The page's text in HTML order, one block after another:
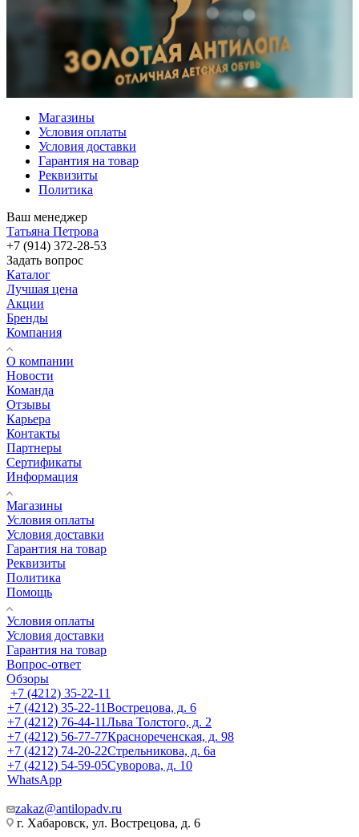
Магазины
Условия оплаты
Условия доставки
Гарантия на товар
Реквизиты
Политика
Ваш менеджер
Татьяна Петрова
+7 (914) 372-28-53
Задать вопрос
Каталог
Лучшая цена
Акции
Бренды
Компания
О компании
Новости
Команда
Отзывы
Карьера
Контакты
Партнеры
Сертификаты
Информация
Магазины
Условия оплаты
Условия доставки
Гарантия на товар
Реквизиты
Политика
Помощь
Условия оплаты
Условия доставки
Гарантия на товар
Вопрос-ответ
Обзоры
+7 (4212) 35-22-11
+7 (4212) 35-22-11Вострецова, д. 6
+7 (4212) 76-44-11Льва Толстого, д. 2
+7 (4212) 56-77-77Краснореченская, д. 98
+7 (4212) 74-20-22Стрельникова, д. 6а
+7 (4212) 54-59-05Суворова, д. 10
WhatsApp
zakaz@antilopadv.ru
г. Хабаровск, ул. Вострецова, д. 6